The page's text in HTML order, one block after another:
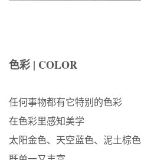
色彩 | COLOR
任何事物都有它特别的色彩
在色彩里感知美学
太阳金色、天空蓝色、泥土棕色